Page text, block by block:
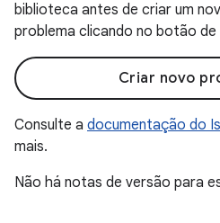
biblioteca antes de criar um
problema clicando no botão
Criar novo
Consulte a documentação do
mais.
Não há notas de versão para